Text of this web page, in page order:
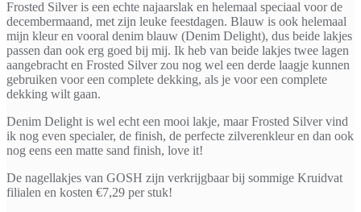
Frosted Silver is een echte najaarslak en helemaal speciaal voor de
decembermaand, met zijn leuke feestdagen. Blauw is ook helemaal
mijn kleur en vooral denim blauw (Denim Delight), dus beide lakjes
passen dan ook erg goed bij mij. Ik heb van beide lakjes twee lagen
aangebracht en Frosted Silver zou nog wel een derde laagje kunnen
gebruiken voor een complete dekking, als je voor een complete
dekking wilt gaan.
Denim Delight is wel echt een mooi lakje, maar Frosted Silver vind
ik nog even specialer, de finish, de perfecte zilverenkleur en dan ook
nog eens een matte sand finish, love it!
De nagellakjes van GOSH zijn verkrijgbaar bij sommige Kruidvat
filialen en kosten €7,29 per stuk!